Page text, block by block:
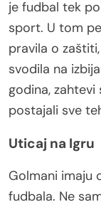
je fudbal tek
sport. U tom
pravila o
svodila na
godina, zahtevi
postajali sve
Uticaj na Igru
Golmani imaju
fudbala. Ne